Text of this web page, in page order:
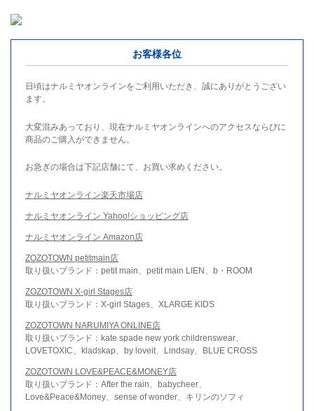
お客様各位
日頃はナルミヤオンラインをご利用いただき、誠にありがとうござい
ます。
大変混みあっており、現在ナルミヤオンラインへのアクセスならびに
商品のご購入ができません。
お急ぎの場合は下記店舗にて、お買い求めください。
ナルミヤオンライン楽天市場店
ナルミヤオンライン Yahoo!ショッピング店
ナルミヤオンライン Amazon店
ZOZOTOWN petitmain店
取り扱いブランド：petit main、petit main LIEN、b・ROOM
ZOZOTOWN X-girl Stages店
取り扱いブランド：X-girl Stages、XLARGE KIDS
ZOZOTOWN NARUMIYA ONLINE店
取り扱いブランド：kate spade new york childrenswear、
LOVETOXIC、kladskap、by loveit、Lindsay、BLUE CROSS
ZOZOTOWN LOVE&PEACE&MONEY店
取り扱いブランド：After the rain、babycheer、
Love&Peace&Money、sense of wonder、キリンのソフィ